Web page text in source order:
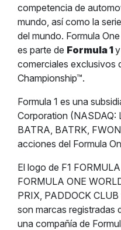
competencia de
mundo, así como la
del mundo. Formula
es parte de Formula 1
comerciales exclusivos
Championship™.
Formula 1 es una
Corporation (NASDAQ:
BATRA, BATRK,
acciones del Formula
El logo de F1
FORMULA ONE
PRIX, PADDOCK
son marcas registradas
una compañía de